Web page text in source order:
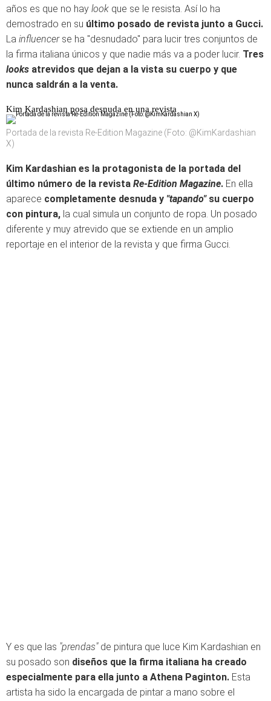
años es que no hay look que se le resista. Así lo ha
demostrado en su último posado de revista junto a Gucci.
La influencerse ha "desnudado" para lucir tres conjuntos de
la firma italiana únicos y que nadie más va a poder lucir. Tres
looks atrevidos que dejan a la vista su cuerpo y que
nunca saldrán a la venta.
Kim Kardashian posa desnuda en una revista
Portada de la revista Re-Edition Magazine (Foto: @KimKardashian
X)
Kim Kardashian es la protagonista de la portada del
último número de la revista Re-Edition Magazine. En ella
aparece completamente desnuda y "tapando"su cuerpo
con pintura, la cual simula un conjunto de ropa. Un posado
diferente y muy atrevido que se extiende en un amplio
reportaje en el interior de la revista y que firma Gucci.
Y es que las "prendas"de pintura que luce Kim Kardashian en
su posado son diseños que la firma italiana ha creado
especialmente para ella junto a Athena Paginton. Esta
artista ha sido la encargada de pintar a mano sobre el